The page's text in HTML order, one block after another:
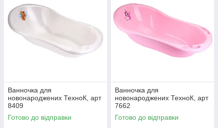
Ванночка для
новонароджених ТехноК, арт
8409
Готово до відправки
Ванночка для
новонароджених ТехноК, арт
7662
Готово до відправки